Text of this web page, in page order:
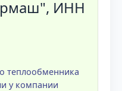
ИНН
теплообменника
у компании